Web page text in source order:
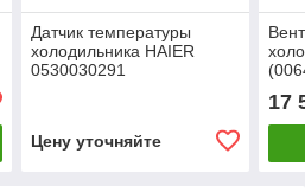
Датчик температуры
холодильника HAIER
0530030291
Цену уточняйте
17